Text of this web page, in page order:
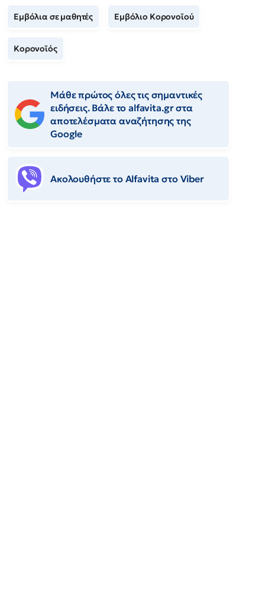
Εμβόλια σε μαθητές Εμβόλιο Κορονοϊού
Κορονοϊός
Μάθε πρώτος όλες τις σημαντικές
ειδήσεις. Βάλε το alfavita.gr στα
αποτελέσματα αναζήτησης της
Google
Ακολουθήστε το Αlfavita στο Viber